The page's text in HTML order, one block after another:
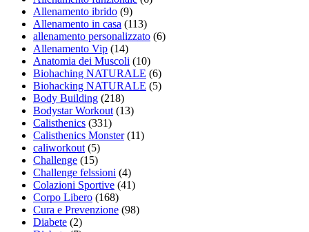
Allenamento ibrido (9)
Allenamento in casa (113)
allenamento personalizzato (6)
Allenamento Vip (14)
Anatomia dei Muscoli (10)
Biohaching NATURALE (6)
Biohacking NATURALE (5)
Body Building (218)
Bodystar Workout (13)
Calisthenics (331)
Calisthenics Monster(11)
caliworkout (5)
Challenge (15)
Challenge felssioni (4)
Colazioni Sportive (41)
Corpo Libero (168)
Cura e Prevenzione (98)
Diabete (2)